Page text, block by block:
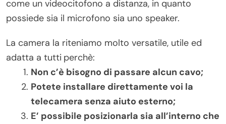
come un videocitofono a distanza, in quanto
possiede sia il microfono sia uno speaker.
La camera la riteniamo molto versatile, utile ed
adatta a tutti perchè:
Non c’è bisogno di passare alcun cavo;
Potete installare direttamente voi la
telecamera senza aiuto esterno;
E’ possibile posizionarla sia all’interno che